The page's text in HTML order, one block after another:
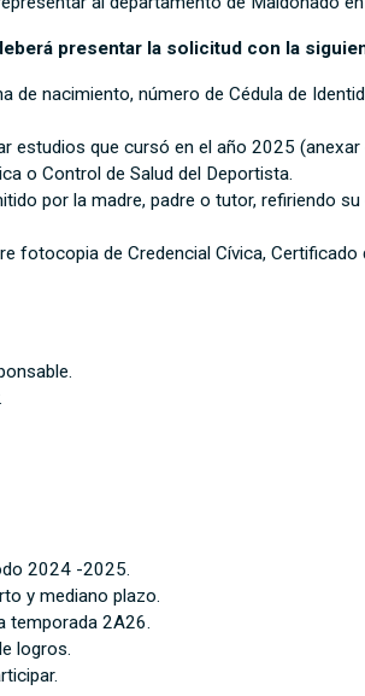
presentar la solicitud con la
de nacimiento, número de Cédula de
estudios que cursó en el año 2025
o Control de Salud del Deportista.
por la madre, padre o tutor, refiriendo
fotocopia de Credencial Cívica,
2024 -2025.
y mediano plazo.
temporada 2A26.
logros.